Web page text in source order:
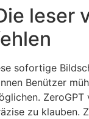
leser
sofortige
Benützer
zu klauben.